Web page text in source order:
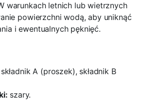
warunkach letnich lub wietrznych
powierzchni wodą, aby uniknąć
i ewentualnych pęknięć.
składnik A (proszek), składnik B
szary.